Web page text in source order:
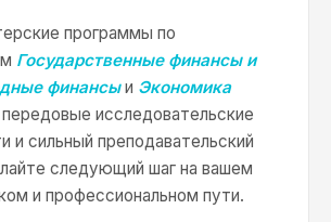
программы по
Государственные финансы и
финансыи Экономика
исследовательские
и сильный преподавательский
следующий шаг на вашем
и профессиональном пути.